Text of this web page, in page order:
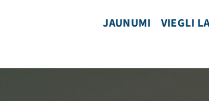
JAUNUMI VIEGLI